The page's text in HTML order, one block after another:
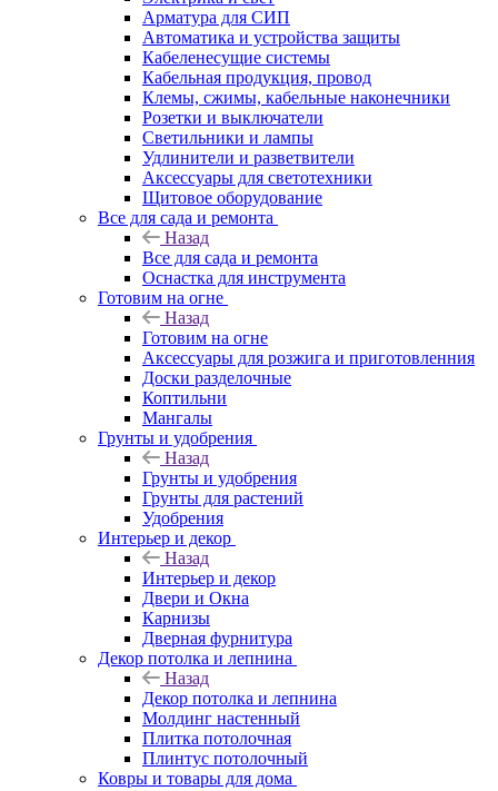
Арматура для СИП
Автоматика и устройства защиты
Кабеленесущие системы
Кабельная продукция, провод
Клемы, сжимы, кабельные наконечники
Розетки и выключатели
Светильники и лампы
Удлинители и разветвители
Аксессуары для светотехники
Щитовое оборудование
Все для сада и ремонта
Назад
Все для сада и ремонта
Оснастка для инструмента
Готовим на огне
Назад
Готовим на огне
Аксессуары для розжига и приготовленния
Доски разделочные
Коптильни
Мангалы
Грунты и удобрения
Назад
Грунты и удобрения
Грунты для растений
Удобрения
Интерьер и декор
Назад
Интерьер и декор
Двери и Окна
Карнизы
Дверная фурнитура
Декор потолка и лепнина
Назад
Декор потолка и лепнина
Молдинг настенный
Плитка потолочная
Плинтус потолочный
Ковры и товары для дома